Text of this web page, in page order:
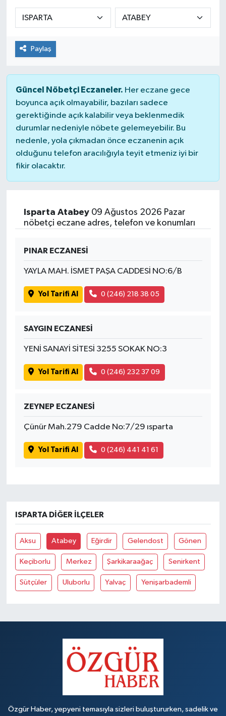
Paylaş
Güncel Nöbetçi Eczaneler. Her eczane gece
boyunca açık olmayabilir, bazıları sadece
gerektiğinde açık kalabilir veya beklenmedik
durumlar nedeniyle nöbete gelemeyebilir. Bu
nedenle, yola çıkmadan önce eczanenin açık
olduğunu telefon aracılığıyla teyit etmeniz iyi bir
fikir olacaktır.
Isparta Atabey09 Ağustos 2026 Pazar
nöbetçi eczane adres, telefon ve konumları
PINAR ECZANESİ
YAYLA MAH. İSMET PAŞA CADDESİ NO:6/B
Yol Tarifi Al 0 (246) 218 38 05
SAYGIN ECZANESİ
YENİ SANAYİ SİTESİ 3255 SOKAK NO:3
Yol Tarifi Al 0 (246) 232 37 09
ZEYNEP ECZANESİ
Çünür Mah.279 Cadde No:7/29 ısparta
Yol Tarifi Al 0 (246) 441 41 61
ISPARTA DIĞER İLÇELER
Aksu Atabey Eğirdir Gelendost Gönen
Keçiborlu Merkez Şarkikaraağaç Senirkent
Sütçüler Uluborlu Yalvaç Yenişarbademli
Özgür Haber, yepyeni temasıyla sizleri buluştururken, sadelik ve
Sağlık
Spor
Yaşam